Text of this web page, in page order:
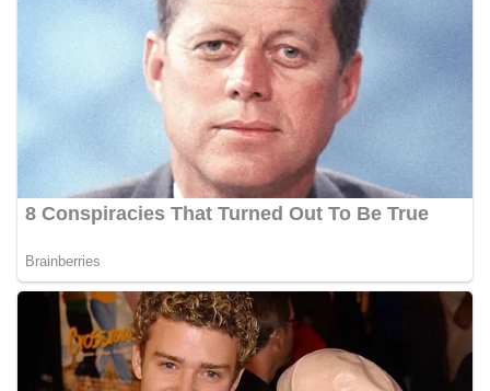
perayaan HUT Kemerdekaan RI yang biasanya
diwarnai dengan berbagai kegiatan dan
keramaian warga.‎‎Dengan adanya deteksi dini ini,
diharapkan potensi gangguan keamanan dapat
diantisipasi sejak awal sehingga situasi di
Kelurahan Sunggal tetap terjaga aman, tertib,
dan kondusif hingga puncak perayaan HUT
Kemerdekaan RI berlangsung.‎‎Wujud Kedekatan
Polri dengan Masyarakat‎Kegiatan sambang Door
to Door System ini merupakan salah satu bentuk
implementasi program Polri Presisi yang
personel Kepolisian dengan masyarakat. Melalui
kegiatan semacam ini, Bhabinkamtibmas tidak
hanya berperan sebagai penyampai informasi
dan imbauan, tetapi juga sebagai mitra
masyarakat dalam menjaga keamanan lingkungan
secara bersama-sama.‎‎Kehadiran